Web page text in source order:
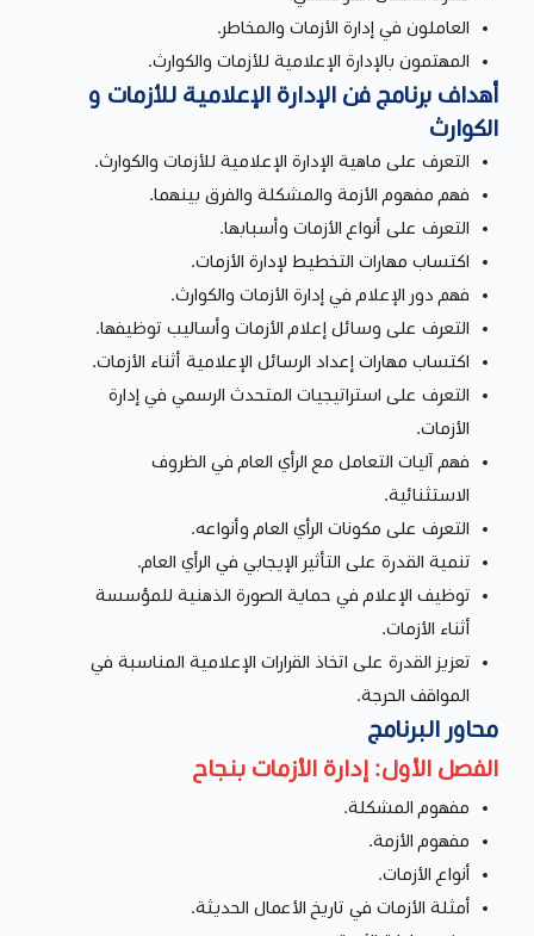
العاملون في إدارة الأزمات والمخاطر.
المهتمون بالإدارة الإعلامية للأزمات والكوارث.
أهداف برنامج فن الإدارة الإعلامية للأزمات و
الكوارث
التعرف على ماهية الإدارة الإعلامية للأزمات والكوارث.
فهم مفهوم الأزمة والمشكلة والفرق بينهما.
التعرف على أنواع الأزمات وأسبابها.
اكتساب مهارات التخطيط لإدارة الأزمات.
فهم دور الإعلام في إدارة الأزمات والكوارث.
التعرف على وسائل إعلام الأزمات وأساليب توظيفها.
اكتساب مهارات إعداد الرسائل الإعلامية أثناء الأزمات.
التعرف على استراتيجيات المتحدث الرسمي في إدارة
الأزمات.
فهم آليات التعامل مع الرأي العام في الظروف
الاستثنائية.
التعرف على مكونات الرأي العام وأنواعه.
تنمية القدرة على التأثير الإيجابي في الرأي العام.
توظيف الإعلام في حماية الصورة الذهنية للمؤسسة
أثناء الأزمات.
تعزيز القدرة على اتخاذ القرارات الإعلامية المناسبة في
المواقف الحرجة.
محاور البرنامج
الفصل الأول: إدارة الأزمات بنجاح
مفهوم المشكلة.
مفهوم الأزمة.
أنواع الأزمات.
أمثلة الأزمات في تاريخ الأعمال الحديثة.